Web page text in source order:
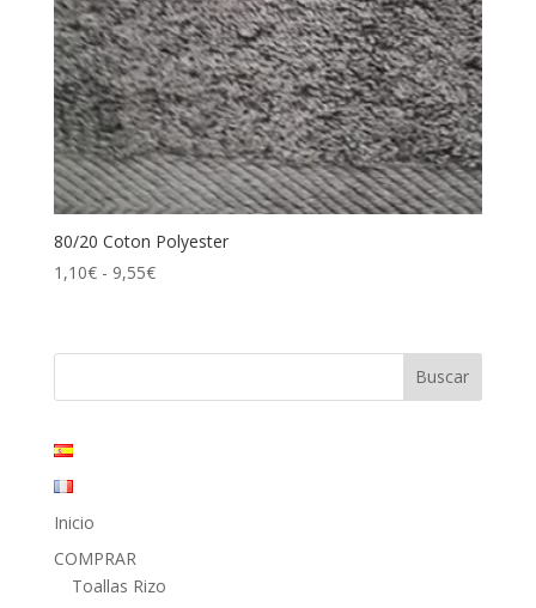
80/20 Coton Polyester
1,10€ - 9,55€Rango
desde
Inicio
COMPRAR
Toallas Rizo